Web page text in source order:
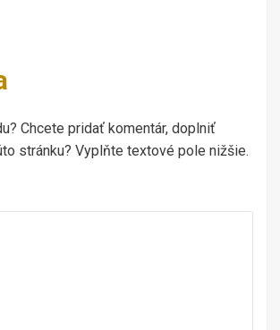
Chcete pridať komentár, doplniť
stránku? Vyplňte textové pole nižšie.